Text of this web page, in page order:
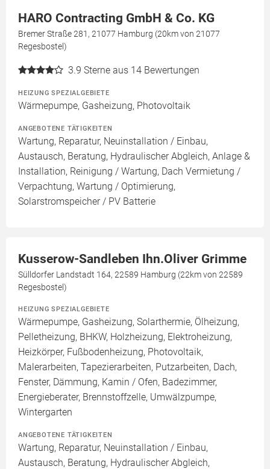
HARO Contracting GmbH & Co. KG
Bremer Straße 281, 21077 Hamburg (20km von 21077
Regesbostel)
3.9 Sterne aus 14 Bewertungen
HEIZUNG SPEZIALGEBIETE
Wärmepumpe, Gasheizung, Photovoltaik
ANGEBOTENE TÄTIGKEITEN
Wartung, Reparatur, Neuinstallation / Einbau,
Austausch, Beratung, Hydraulischer Abgleich, Anlage &
Installation, Reinigung / Wartung, Dach Vermietung /
Verpachtung, Wartung / Optimierung,
Solarstromspeicher / PV Batterie
Kusserow-Sandleben Ihn.Oliver Grimme
Sülldorfer Landstadt 164, 22589 Hamburg (22km von 22589
Regesbostel)
HEIZUNG SPEZIALGEBIETE
Wärmepumpe, Gasheizung, Solarthermie, Ölheizung,
Pelletheizung, BHKW, Holzheizung, Elektroheizung,
Heizkörper, Fußbodenheizung, Photovoltaik,
Malerarbeiten, Tapezierarbeiten, Putzarbeiten, Dach,
Fenster, Dämmung, Kamin / Ofen, Badezimmer,
Energieberater, Brennstoffzelle, Umwälzpumpe,
Wintergarten
ANGEBOTENE TÄTIGKEITEN
Wartung, Reparatur, Neuinstallation / Einbau,
Austausch, Beratung, Hydraulischer Abgleich,